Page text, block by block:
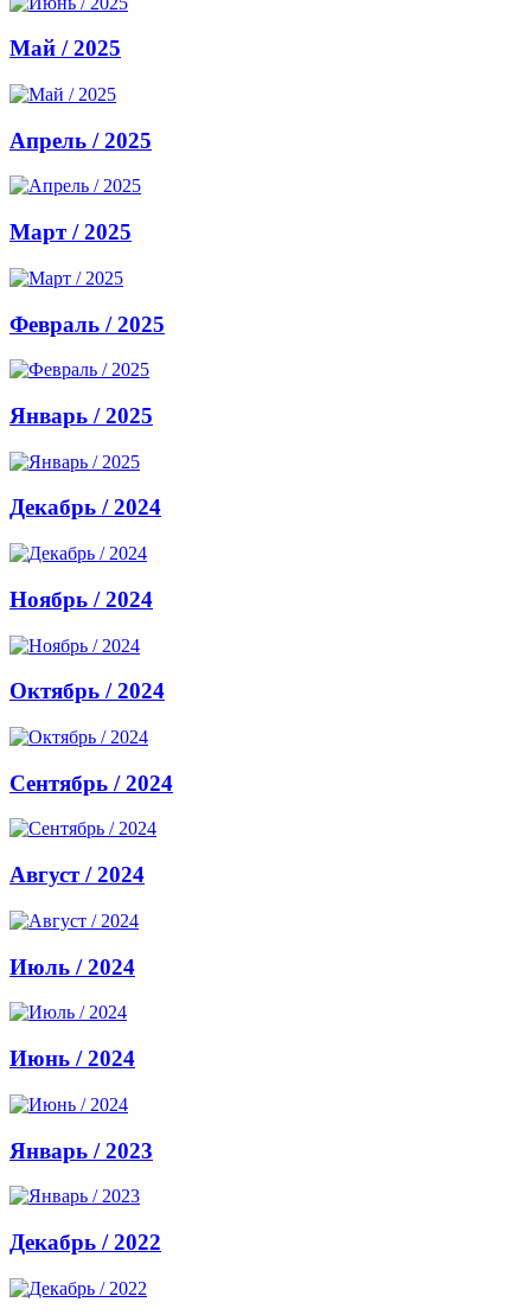
Май / 2025
Апрель / 2025
Март / 2025
Февраль / 2025
Январь / 2025
Декабрь / 2024
Ноябрь / 2024
Октябрь / 2024
Сентябрь / 2024
Август / 2024
Июль / 2024
Июнь / 2024
Январь / 2023
Декабрь / 2022